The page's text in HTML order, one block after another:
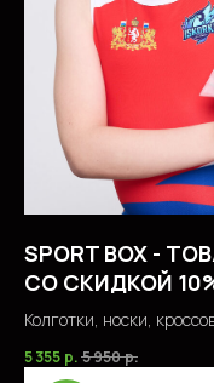
SPORT BOX -
СО СКИДКОЙ
Колготки, носки,
5 355 р. 5 950р.